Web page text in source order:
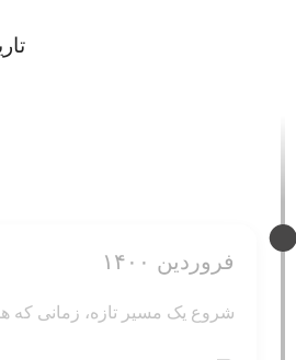
فروردین ۱۴۰۰
شروع یک مسیر تازه، زمانی که